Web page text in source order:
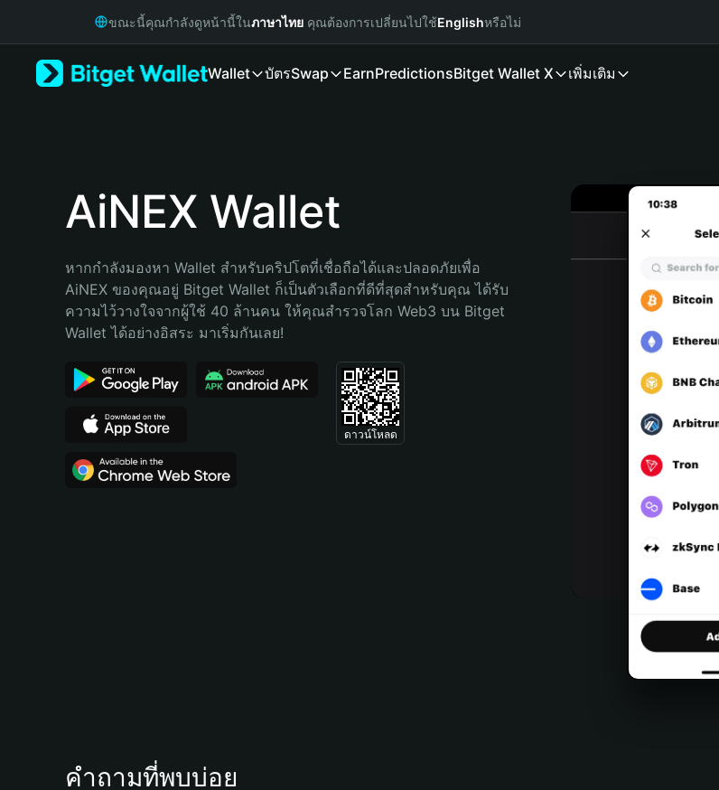
Русский
Bahasa Indonesia
Português (Brasil)
ขณะนี้คุณกำลังดูหน้านี้ในภาษาไทย คุณต้องการเปลี่ยนไปใช้Englishหรือไม่
Wallet บัตรSwap EarnPredictionsBitget Wallet X เพิ่มเติม
AiNEX Wallet
หากกำลังมองหา Wallet สำหรับคริปโตที่เชื่อถือได้และปลอดภัยเพื่อ
AiNEX ของคุณอยู่ Bitget Wallet ก็เป็นตัวเลือกที่ดีที่สุดสำหรับคุณ ได้รับ
ความไว้วางใจจากผู้ใช้ 40 ล้านคน ให้คุณสำรวจโลก Web3 บน Bitget
Wallet ได้อย่างอิสระ มาเริ่มกันเลย!
ดาวน์โหลด
คำถามที่พบบ่อย